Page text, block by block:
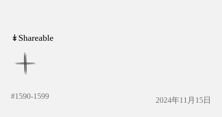
↡Shareable
#1590-1599 2024年11月15日